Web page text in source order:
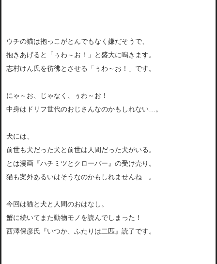
ウチの猫は抱っこがとんでもなく嫌だそうで、
抱きあげると「ぅわ～お！」と盛大に鳴きます。
志村けん氏を彷彿とさせる「ぅわ～お！」です。
にゃ～お、じゃなく、ぅわ～お！
中身はドリフ世代のおじさんなのかもしれない…。
犬には、
前世も犬だった犬と前世は人間だった犬がいる。
とは漫画『ハチミツとクローバー』の受け売り。
猫も案外あるいはそうなのかもしれませんね…。
今回は猫と犬と人間のおはなし。
蟹に続いてまた動物モノを読んでしまった！
西澤保彦氏『いつか、ふたりは二匹』読了です。